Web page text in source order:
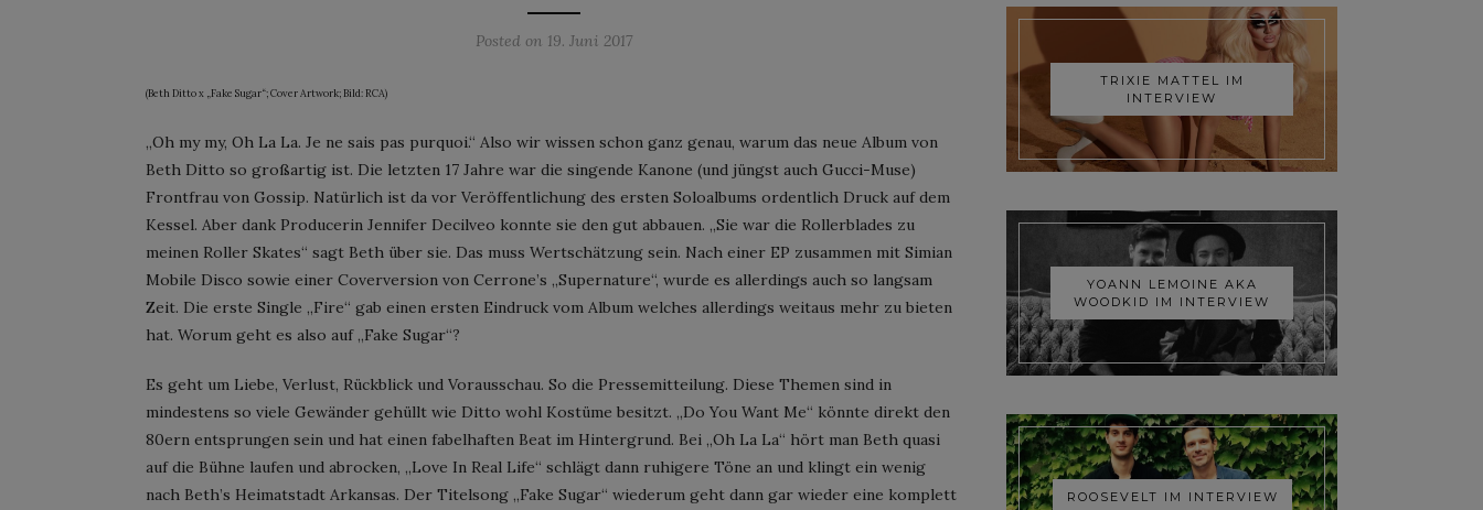
Posted on 19. Juni 2017
(Beth Ditto x „Fake Sugar“; Cover Artwork; Bild: RCA)
„Oh my my, Oh La La. Je ne sais pas purquoi.“ Also wir wissen schon ganz genau, warum das neue Album von
Beth Ditto so großartig ist. Die letzten 17 Jahre war die singende Kanone (und jüngst auch Gucci-Muse)
Frontfrau von Gossip. Natürlich ist da vor Veröffentlichung des ersten Soloalbums ordentlich Druck auf dem
Kessel. Aber dank Producerin Jennifer Decilveo konnte sie den gut abbauen. „Sie war die Rollerblades zu
meinen Roller Skates“ sagt Beth über sie. Das muss Wertschätzung sein. Nach einer EP zusammen mit Simian
Mobile Disco sowie einer Coverversion von Cerrone’s „Supernature“, wurde es allerdings auch so langsam
Zeit. Die erste Single „Fire“ gab einen ersten Eindruck vom Album welches allerdings weitaus mehr zu bieten
hat. Worum geht es also auf „Fake Sugar“?
Es geht um Liebe, Verlust, Rückblick und Vorausschau. So die Pressemitteilung. Diese Themen sind in
mindestens so viele Gewänder gehüllt wie Ditto wohl Kostüme besitzt. „Do You Want Me“ könnte direkt den
80ern entsprungen sein und hat einen fabelhaften Beat im Hintergrund. Bei „Oh La La“ hört man Beth quasi
auf die Bühne laufen und abrocken, „Love In Real Life“ schlägt dann ruhigere Töne an und klingt ein wenig
nach Beth’s Heimatstadt Arkansas. Der Titelsong „Fake Sugar“ wiederum geht dann gar wieder eine komplett
TRIXIE MATTEL IM
INTERVIEW
YOANN LEMOINE AKA
WOODKID IM INTERVIEW
ROOSEVELT IM INTERVIEW